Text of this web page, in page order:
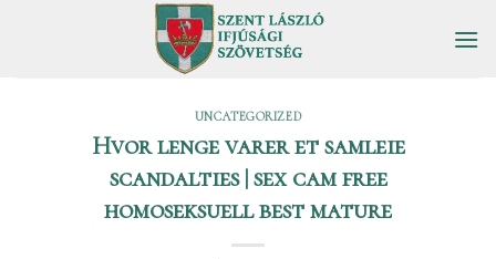
UNCATEGORIZED
Hvor lenge varer et samleie
scandalties | sex cam free
homoseksuell best mature